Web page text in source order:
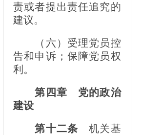
责或者提出责任追究的
建议。
（六）受理党员控
告和申诉；保障党员权
利。
第四章 党的政治
建设
第十二条 机关基